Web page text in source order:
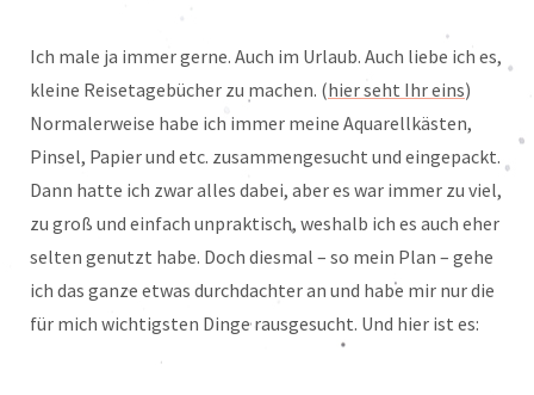
Ich male ja immer gerne. Auch im Urlaub. Auch liebe ich es,
kleine Reisetagebücher zu machen. (hier seht Ihr eins)
Normalerweise habe ich immer meine Aquarellkästen,
Pinsel, Papier und etc. zusammengesucht und eingepackt.
Dann hatte ich zwar alles dabei, aber es war immer zu viel,
zu groß und einfach unpraktisch, weshalb ich es auch eher
selten genutzt habe. Doch diesmal – so mein Plan – gehe
ich das ganze etwas durchdachter an und habe mir nur die
für mich wichtigsten Dinge rausgesucht. Und hier ist es: